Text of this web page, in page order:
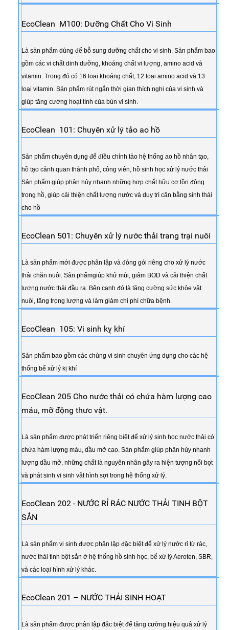
EcoClean M100: Dưỡng Chất Cho Vi Sinh
Là sản phẩm dùng để bỗ sung dưỡng chất cho vi sinh. Sản phẩm bao
gồm các vi chất dinh dưỡng, khoáng chất vi lượng, amino acid và
vitamin. Trong đó có 16 loại khoáng chất, 12 loại amino acid và 13
loại vitamin. Sản phẩm rút ngắn thời gian thích nghi của vi sinh và
giúp tăng cường hoạt tính của bùn vi sinh.
EcoClean 101: Chuyên xử lý tảo ao hồ
Sản phẩm chuyên dụng để điều chỉnh tảo hệ thống ao hồ nhân tạo,
hồ tạo cảnh quan thành phố, công viên, hồ sinh học xử lý nước thải
Sản phẩm giúp phân hủy nhanh những hợp chất hữu cơ tồn động
trong hồ, giúp cải thiện chất lượng nước và duy trì cân bằng sinh thái
cho hồ
EcoClean 501: Chuyên xử lý nước thải trang trại nuôi
Là sản phẩm mới được phân lập và đóng gói riêng cho xử lý nước
thải chăn nuôi. Sản phẩmgiúp khử mùi, giảm BOD và cải thiện chất
lượng nước thải đầu ra. Bên cạnh đó là tăng cường sức khỏe vật
nuôi, tăng trọng lượng và làm giảm chi phí chữa bệnh.
EcoClean 105: Vi sinh kỵ khí
Sản phẩm bao gồm các chủng vi sinh chuyên ứng dụng cho các hệ
thống bể xử lý kị khí
EcoClean 205 Cho nước thải có chứa hàm lượng cao
máu, mỡ động thưc vật.
Là sản phẩm được phát triển riêng biệt để xử lý sinh học nước thải có
chứa hàm lượng máu, dầu mỡ cao. Sản phẩm giúp phân hủy nhanh
lượng dầu mỡ, những chất là nguyên nhân gây ra hiện tượng nổi bọt
và phát sinh vi sinh vật hình sợi trong hệ thống xử lý.
EcoClean 202 - NƯỚC RỈ RÁC NƯỚC THẢI TINH BỘT
SẮN
Là sản phẩm vi sinh được phân lập đặc biệt để xử lý nước rỉ từ rác,
nước thải tinh bột sắn ở hệ thống hồ sinh học, bể xử lý Aeroten, SBR,
và các loại hình xử lý khác.
EcoClean 201 – NƯỚC THẢI SINH HOẠT
Là sản phẩm được phân lập đặc biệt để tăng cường hiệu quả xử lý